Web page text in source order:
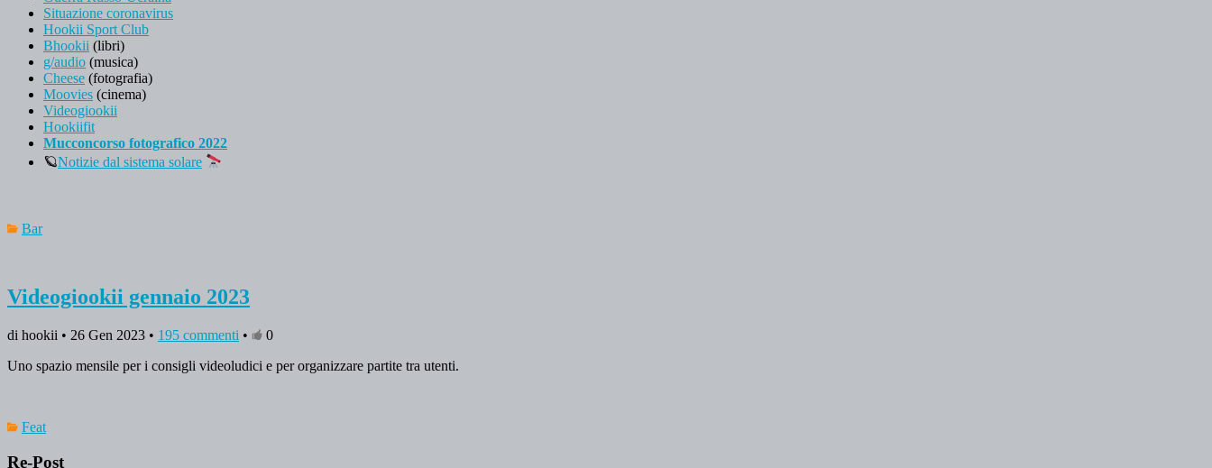
Situazione coronavirus
Hookii Sport Club
Bhookii (libri)
g/audio (musica)
Cheese (fotografia)
Moovies (cinema)
Videogiookii
Hookiifit
Mucconcorso fotografico 2022
🪐Notizie dal sistema solare
Bar
Videogiookii gennaio 2023
di hookii • 26 Gen 2023 • 195 commenti •
0
Uno spazio mensile per i consigli videoludici e per organizzare partite tra utenti.
Feat
Re-Post